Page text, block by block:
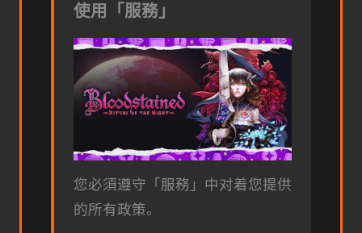
使用「服務」
您必須遵守「服務」中对着您提供
的所有政策。